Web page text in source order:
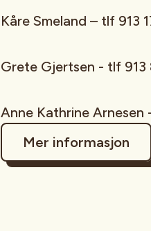
Kåre Smeland – tlf 913
Grete Gjertsen - tlf
Anne Kathrine Arnesen
Mer informasjon